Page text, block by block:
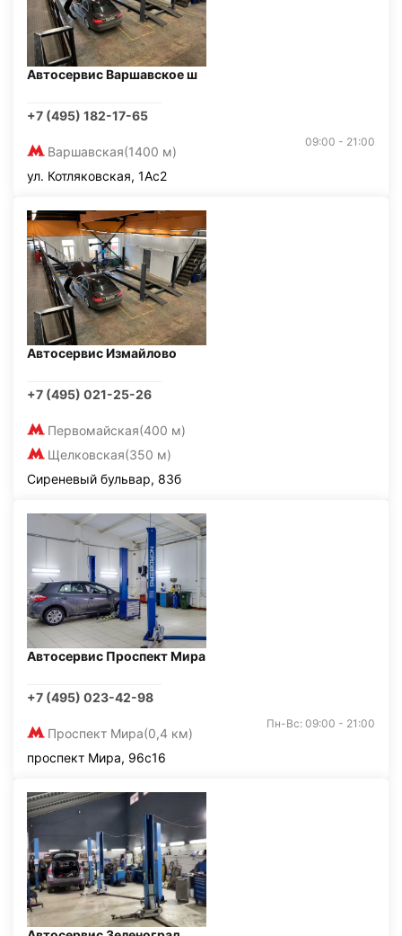
Автосервис Варшавское ш
+7 (495) 182-17-65
Варшавская(1400 м)
09:00 - 21:00
ул. Котляковская, 1Ас2
Автосервис Измайлово
+7 (495) 021-25-26
Первомайская(400 м)
Щелковская(350 м)
Сиреневый бульвар, 83б
Автосервис Проспект Мира
+7 (495) 023-42-98
Проспект Мира(0,4 км)
Пн-Вс: 09:00 - 21:00
проспект Мира, 96с16